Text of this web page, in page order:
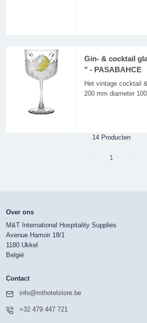
Gin- & cocktail
" - PASABAHCE
Het vintage cocktail
200 mm diameter
14 Producten
Page
1
Over ons
M&T International Hospitality Supplies
Avenue Hamoir 18/1
1180 Ukkel
België
Contact
info@mthotelstore.be
+32 479 447 721